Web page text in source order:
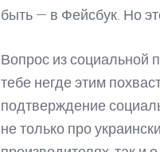
быть — в Фейсбук. Но
Вопрос из социальной
тебе негде этим
подтверждение
не только про